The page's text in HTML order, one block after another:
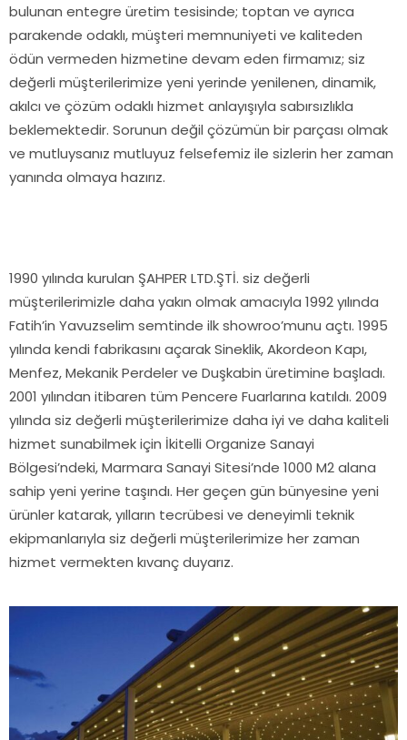
bulunan entegre üretim tesisinde; toptan ve ayrıca
parakende odaklı, müşteri memnuniyeti ve kaliteden
ödün vermeden hizmetine devam eden firmamız; siz
değerli müşterilerimize yeni yerinde yenilenen, dinamik,
akılcı ve çözüm odaklı hizmet anlayışıyla sabırsızlıkla
beklemektedir. Sorunun değil çözümün bir parçası olmak
ve mutluysanız mutluyuz felsefemiz ile sizlerin her zaman
yanında olmaya hazırız.
1990 yılında kurulan ŞAHPER LTD.ŞTİ. siz değerli
müşterilerimizle daha yakın olmak amacıyla 1992 yılında
Fatih’in Yavuzselim semtinde ilk showroo’munu açtı. 1995
yılında kendi fabrikasını açarak Sineklik, Akordeon Kapı,
Menfez, Mekanik Perdeler ve Duşkabin üretimine başladı.
2001 yılından itibaren tüm Pencere Fuarlarına katıldı. 2009
yılında siz değerli müşterilerimize daha iyi ve daha kaliteli
hizmet sunabilmek için İkitelli Organize Sanayi
Bölgesi’ndeki, Marmara Sanayi Sitesi’nde 1000 M2 alana
sahip yeni yerine taşındı. Her geçen gün bünyesine yeni
ürünler katarak, yılların tecrübesi ve deneyimli teknik
ekipmanlarıyla siz değerli müşterilerimize her zaman
hizmet vermekten kıvanç duyarız.